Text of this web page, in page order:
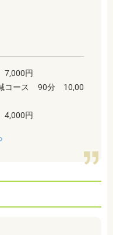
円
鍼コース 90分 10,00
円